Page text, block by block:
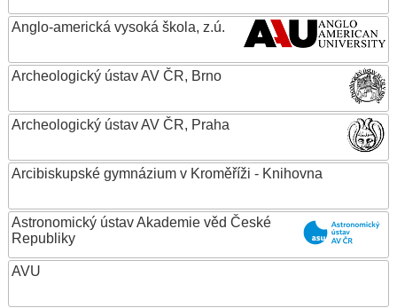
Anglo-americká vysoká škola, z.ú.
Archeologický ústav AV ČR, Brno
Archeologický ústav AV ČR, Praha
Arcibiskupské gymnázium v Kroměříži - Knihovna
Astronomický ústav Akademie věd České
Republiky
AVU